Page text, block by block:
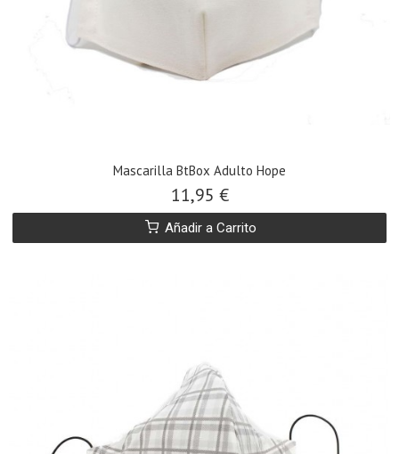
Mascarilla BtBox Adulto Hope
11,95 €
Añadir a Carrito